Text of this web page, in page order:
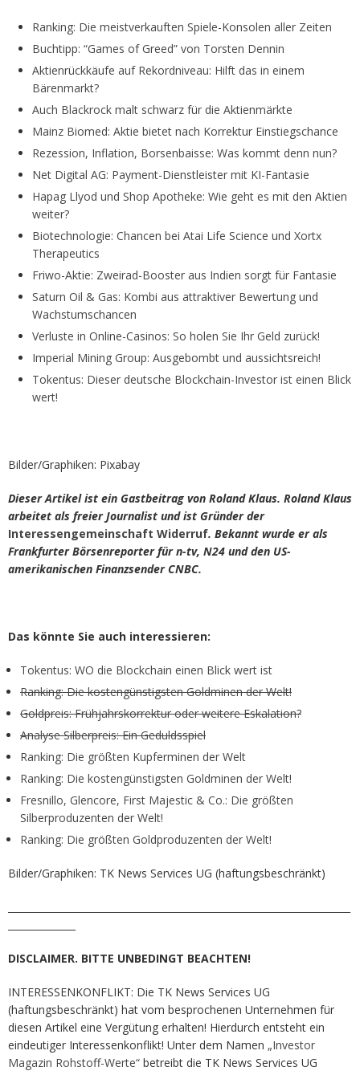
Ranking: Die meistverkauften Spiele-Konsolen aller Zeiten
Buchtipp: “Games of Greed” von Torsten Dennin
Aktienrückkäufe auf Rekordniveau: Hilft das in einem
Bärenmarkt?
Auch Blackrock malt schwarz für die Aktienmärkte
Mainz Biomed: Aktie bietet nach Korrektur Einstiegschance
Rezession, Inflation, Borsenbaisse: Was kommt denn nun?
Net Digital AG: Payment-Dienstleister mit KI-Fantasie
Hapag Llyod und Shop Apotheke: Wie geht es mit den Aktien
weiter?
Biotechnologie: Chancen bei Atai Life Science und Xortx
Therapeutics
Friwo-Aktie: Zweirad-Booster aus Indien sorgt für Fantasie
Saturn Oil & Gas: Kombi aus attraktiver Bewertung und
Wachstumschancen
Verluste in Online-Casinos: So holen Sie Ihr Geld zurück!
Imperial Mining Group: Ausgebombt und aussichtsreich!
Tokentus: Dieser deutsche Blockchain-Investor ist einen Blick
wert!
Bilder/Graphiken: Pixabay
Dieser Artikel ist ein Gastbeitrag von Roland Klaus. Roland Klaus
arbeitet als freier Journalist und ist Gründer der
Interessengemeinschaft Widerruf. Bekannt wurde er als
Frankfurter Börsenreporter für n-tv, N24 und den US-
amerikanischen Finanzsender CNBC.
Das könnte Sie auch interessieren:
Tokentus: WO die Blockchain einen Blick wert ist
Ranking: Die kostengünstigsten Goldminen der Welt!
Goldpreis: Frühjahrskorrektur oder weitere Eskalation?
Analyse Silberpreis: Ein Geduldsspiel
Ranking: Die größten Kupferminen der Welt
Ranking: Die kostengünstigsten Goldminen der Welt!
Fresnillo, Glencore, First Majestic & Co.: Die größten
Silberproduzenten der Welt!
Ranking: Die größten Goldproduzenten der Welt!
Bilder/Graphiken: TK News Services UG (haftungsbeschränkt)
DISCLAIMER. BITTE UNBEDINGT BEACHTEN!
INTERESSENKONFLIKT: Die TK News Services UG
(haftungsbeschränkt) hat vom besprochenen Unternehmen für
diesen Artikel eine Vergütung erhalten! Hierdurch entsteht ein
eindeutiger Interessenkonflikt! Unter dem Namen „Investor
Magazin Rohstoff-Werte“ betreibt die TK News Services UG